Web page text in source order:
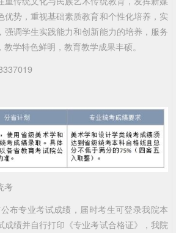
优势，重视基础素质教育和个性化培养，实
强调学生实践能力和创新能力的培养，服务
学特色鲜明，教育教学成果丰硕。
考
布专业考试成绩，届时考生可登录我院本
成绩并自行打印《专业考试合格证》，我院